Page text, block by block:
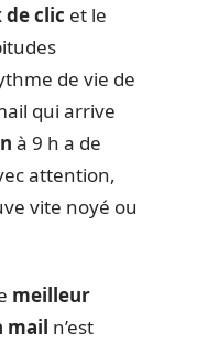
de clic et le
de vie de
qui arrive
à 9 h a de
attention,
vite noyé ou
meilleur
mail n’est